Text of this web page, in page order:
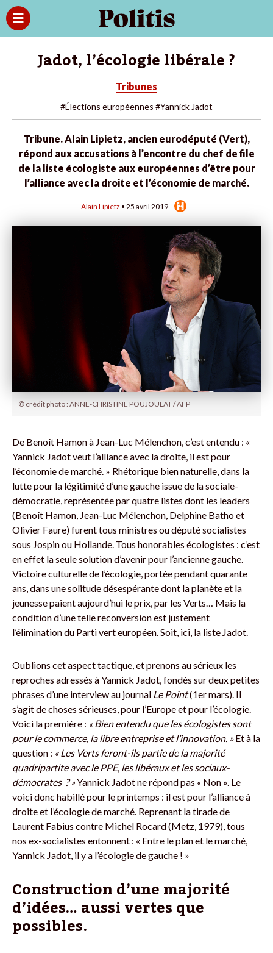
Jadot, l’écologie libérale ?
Tribunes
#Élections européennes #Yannick Jadot
Tribune. Alain Lipietz, ancien eurodéputé (Vert),
répond aux accusations à l’encontre du chef de file
de la liste écologiste aux européennes d’être pour
l’alliance avec la droite et l’économie de marché.
Alain Lipietz • 25 avril 2019
© crédit photo : ANNE-CHRISTINE POUJOULAT / AFP
De Benoît Hamon à Jean-Luc Mélenchon, c’est entendu : «
Yannick Jadot veut l’alliance avec la droite, il est pour
l’économie de marché. » Rhétorique bien naturelle, dans la
lutte pour la légitimité d’une gauche issue de la sociale-
démocratie, représentée par quatre listes dont les leaders
(Benoît Hamon, Jean-Luc Mélenchon, Delphine Batho et
Olivier Faure) furent tous ministres ou député socialistes
sous Jospin ou Hollande. Tous honorables écologistes : c’est
en effet la seule solution d’avenir pour l’ancienne gauche.
Victoire culturelle de l’écologie, portée pendant quarante
ans, dans une solitude désespérante dont la planète et la
jeunesse paient aujourd’hui le prix, par les Verts… Mais la
condition d’une telle reconversion est justement
l’élimination du Parti vert européen. Soit, ici, la liste Jadot.
Oublions cet aspect tactique, et prenons au sérieux les
reproches adressés à Yannick Jadot, fondés sur deux petites
phrases d’une interview au journal Le Point(1er mars). Il
s’agit de choses sérieuses, pour l’Europe et pour l’écologie.
Voici la première : « Bien entendu que les écologistes sont
pour le commerce, la libre entreprise et l’innovation. »Et à la
question : « Les Verts feront-ils partie de la majorité
quadripartite avec le PPE, les libéraux et les sociaux-
démocrates ? »Yannick Jadot ne répond pas « Non ». Le
voici donc habillé pour le printemps : il est pour l’alliance à
droite et l’écologie de marché. Reprenant la tirade de
Laurent Fabius contre Michel Rocard (Metz, 1979), tous
nos ex-socialistes entonnent : « Entre le plan et le marché,
Yannick Jadot, il y a l’écologie de gauche ! »
Construction d’une majorité
d’idées… aussi vertes que
possibles.